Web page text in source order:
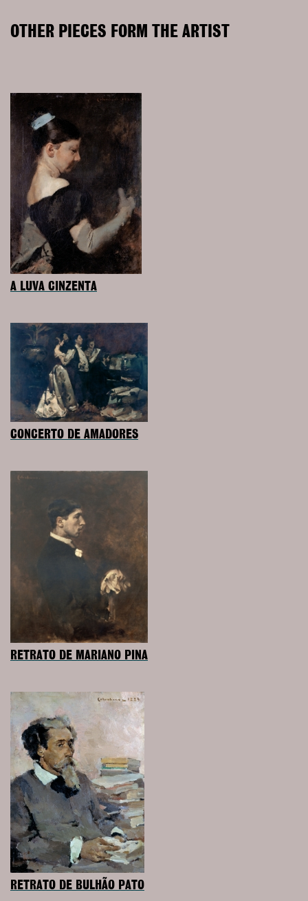
OTHER PIECES FORM THE ARTIST
A LUVA CINZENTA
CONCERTO DE AMADORES
RETRATO DE MARIANO PINA
RETRATO DE BULHÃO PATO